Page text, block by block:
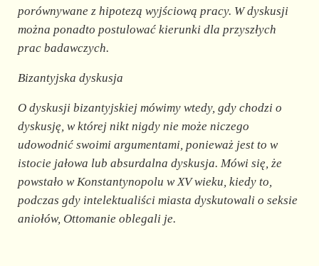
porównywane z hipotezą wyjściową pracy. W dyskusji
można ponadto postulować kierunki dla przyszłych
prac badawczych.
Bizantyjska dyskusja
O dyskusji bizantyjskiej mówimy wtedy, gdy chodzi o
dyskusję, w której nikt nigdy nie może niczego
udowodnić swoimi argumentami, ponieważ jest to w
istocie jałowa lub absurdalna dyskusja. Mówi się, że
powstało w Konstantynopolu w XV wieku, kiedy to,
podczas gdy intelektualiści miasta dyskutowali o seksie
aniołów, Ottomanie oblegali je.